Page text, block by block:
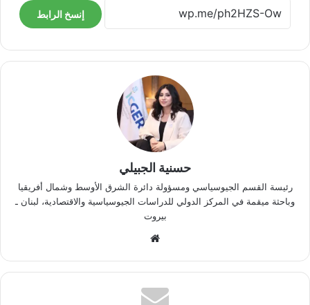
إنسخ الرابط
حسنية الجبيلي
رئيسة القسم الجيوسياسي ومسؤولة دائرة الشرق الأوسط وشمال أفريقيا
وباحثة ميقمة في المركز الدولي للدراسات الجيوسياسية والاقتصادية، لبنان ـ
بيروت